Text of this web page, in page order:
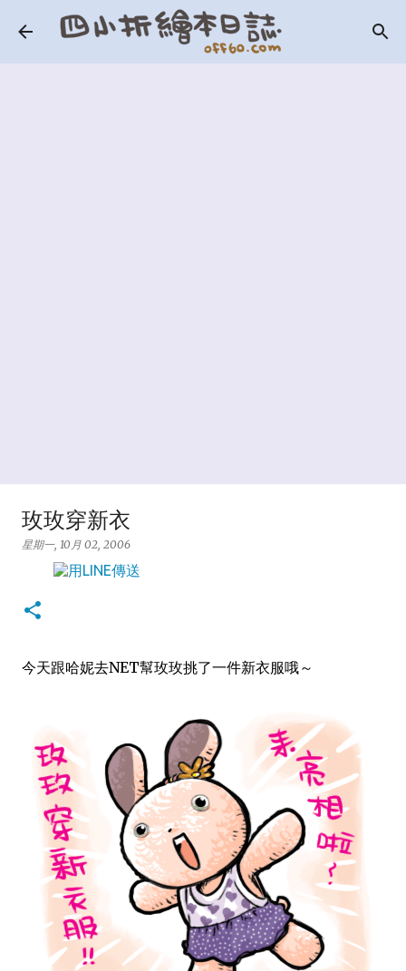
跳到主要內容
玫玫穿新衣
星期一, 10月 02, 2006
今天跟哈妮去NET幫玫玫挑了一件新衣服哦～